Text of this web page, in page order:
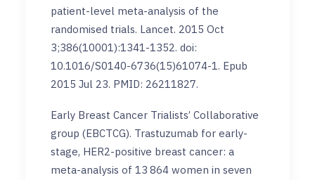
patient-level meta-analysis of the
randomised trials. Lancet. 2015 Oct
3;386(10001):1341-1352. doi:
10.1016/S0140-6736(15)61074-1. Epub
2015 Jul 23. PMID: 26211827.
Early Breast Cancer Trialists’ Collaborative
group (EBCTCG). Trastuzumab for early-
stage, HER2-positive breast cancer: a
meta-analysis of 13 864 women in seven